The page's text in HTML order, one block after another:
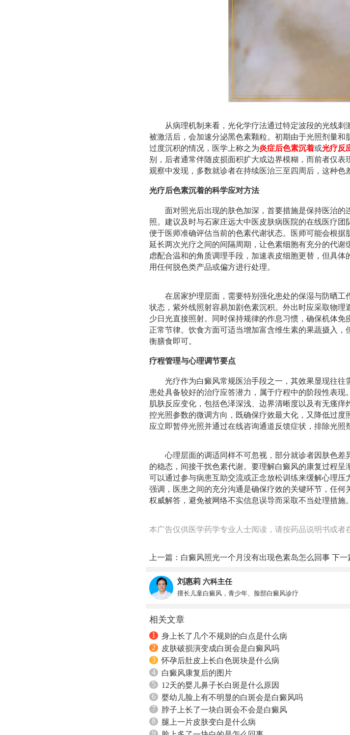
从病理机制来看，光化学疗法通过特定波段的光线
被激活后，会加速分泌黑色素颗粒。初期由于光照剂量
过度沉积的情况，医学上称之为炎症后色素沉着或光疗反
别，后者通常伴随皮损面积扩大或边界模糊，而前者仅
观察中发现，多数就诊者在持续医治三至四周后，这种色
光疗后色素沉着的科学应对方法
面对照光后出现的肤色加深，首要措施是保持医治
照。建议及时与石家庄远大中医皮肤病医院的在线医疗团
便于医师准确评估当前的色素代谢状态。医师可能会根
延长两次光疗之间的间隔周期，让色素细胞有充分的代
虑配合温和的角质调理手段，加速表皮细胞更替，但具
用任何脱色类产品或偏方进行处理。
在居家护理层面，需要特别强化患处的保湿与防晒
状态，紫外线照射容易加剧色素沉积。外出时应采取物
少日光直接照射。同时保持规律的作息习惯，确保机体
正常节律。饮食方面可适当增加富含维生素的果蔬摄入
衡膳食即可。
疗程管理与心理调节要点
光疗作为白癜风常规医治手段之一，其效果显现往
患处具备较好的治疗应答潜力，属于疗程中的阶段性表
肌肤反应变化，包括色泽深浅、边界清晰度以及有无瘙
控光照参数的微调方向，既确保疗效最大化，又降低过度
应立即暂停光照并通过在线咨询通道反馈症状，排除光照
心理层面的调适同样不可忽视，部分就诊者因肤色
的稳态，间接干扰色素代谢。要理解白癜风的康复过程呈
可以通过参与病患互助交流或正念放松训练来缓解心理
强调，医患之间的充分沟通是确保疗效的关键环节，任
权威解答，避免被网络不实信息误导而采取不当处理措施。
本广告仅供医学药学专业人士阅读，请按药品说明书或者
上一篇： 白癜风照光一个月没有出现色素岛怎么回事 下一
刘惠莉 六科主任
擅长儿童白癜风，青少年、脸部白癜风诊疗
相关文章
1
身上长了几个不规则的白点是什么病
2
皮肤破损演变成白斑会是白癜风吗
3
怀孕后肚皮上长白色斑块是什么病
4
白癜风康复后的图片
5
12天的婴儿鼻子长白斑是什么原因
6
婴幼儿脸上有不明显的白斑会是白癜风吗
7
脖子上长了一块白斑会不会是白癜风
8
腿上一片皮肤变白是什么病